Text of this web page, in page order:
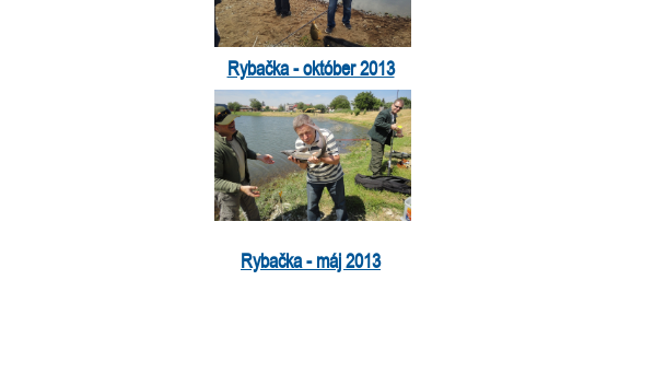
Rybačka - október 2013
Rybačka - máj 2013